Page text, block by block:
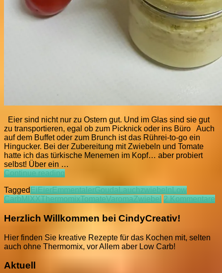
Eier sind nicht nur zu Ostern gut. Und im Glas sind sie gut
zu transportieren, egal ob zum Picknick oder ins Büro Auch
auf dem Buffet oder zum Brunch ist das Rührei-to-go ein
Hingucker. Bei der Zubereitung mit Zwiebeln und Tomate
hatte ich das türkische Menemen im Kopf… aber probiert
selbst! Über ein …
Continue readingLCC
to-
go
TaggedEiEierEmmentalerGoudaLauchzwiebelnLow
CarbMIXXThermomixTomateVaromaZwiebel 2 Kommentare
Herzlich Willkommen bei CindyCreativ!
Hier finden Sie kreative Rezepte für das Kochen mit, selten
auch ohne Thermomix, vor Allem aber Low Carb!
Aktuell